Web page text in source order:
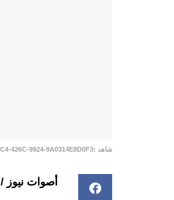
شاهد :1DC00842-A1C4-426C-9924-9A0314E8D0F3
أصوات نيوز /